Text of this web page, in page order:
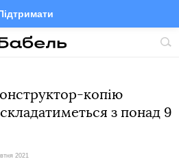
TelegramTwitter
копію
з понад 9
2021